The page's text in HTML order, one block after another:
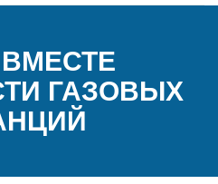
ГАЗОВЫХ